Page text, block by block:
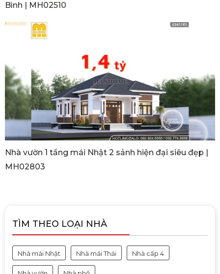
Bình | MH02510
Nhà vườn 1 tầng mái Nhật 2 sảnh hiện đại siêu đẹp |
MH02803
TÌM THEO LOẠI NHÀ
Nhà mái Nhật Nhà mái Thái Nhà cấp 4